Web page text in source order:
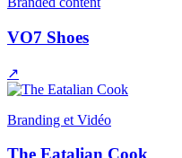
VO7 Shoes
↗
Branding et Vidéo
The Eatalian Cook